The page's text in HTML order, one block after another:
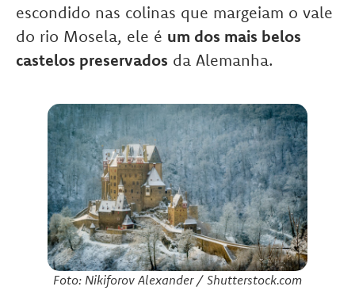
escondido nas colinas que margeiam o vale
do rio Mosela, ele é um dos mais belos
castelos preservados da Alemanha.
Foto: Nikiforov Alexander / Shutterstock.com